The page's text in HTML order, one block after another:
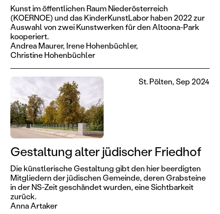
Kunst im öffentlichen Raum Niederösterreich
(KOERNOE) und das KinderKunstLabor haben 2022 zur
Auswahl von zwei Kunstwerken für den Altoona-Park
kooperiert.
Andrea Maurer, Irene Hohenbüchler,
Christine Hohenbüchler
Gestaltung alter jüdischer Friedhof
Die künstlerische Gestaltung gibt den hier beerdigten
Mitgliedern der jüdischen Gemeinde, deren Grabsteine
in der NS-Zeit geschändet wurden, eine Sichtbarkeit
zurück.
Anna Artaker
St. Pölten, Sep 2024